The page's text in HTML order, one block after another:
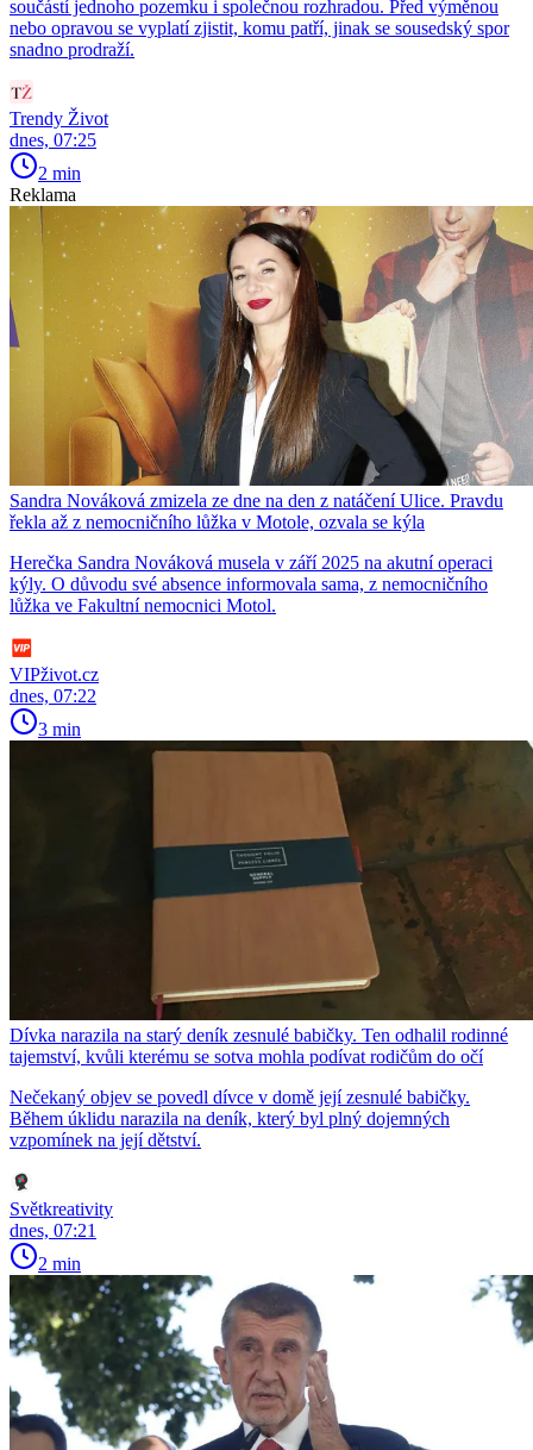
součástí jednoho pozemku i společnou rozhradou. Před výměnou
nebo opravou se vyplatí zjistit, komu patří, jinak se sousedský spor
snadno prodraží.
Trendy Život
dnes, 07:25
2 min
Reklama
Sandra Nováková zmizela ze dne na den z natáčení Ulice. Pravdu
řekla až z nemocničního lůžka v Motole, ozvala se kýla
Herečka Sandra Nováková musela v září 2025 na akutní operaci
kýly. O důvodu své absence informovala sama, z nemocničního
lůžka ve Fakultní nemocnici Motol.
VIPživot.cz
dnes, 07:22
3 min
Dívka narazila na starý deník zesnulé babičky. Ten odhalil rodinné
tajemství, kvůli kterému se sotva mohla podívat rodičům do očí
Nečekaný objev se povedl dívce v domě její zesnulé babičky.
Během úklidu narazila na deník, který byl plný dojemných
vzpomínek na její dětství.
Světkreativity
dnes, 07:21
2 min